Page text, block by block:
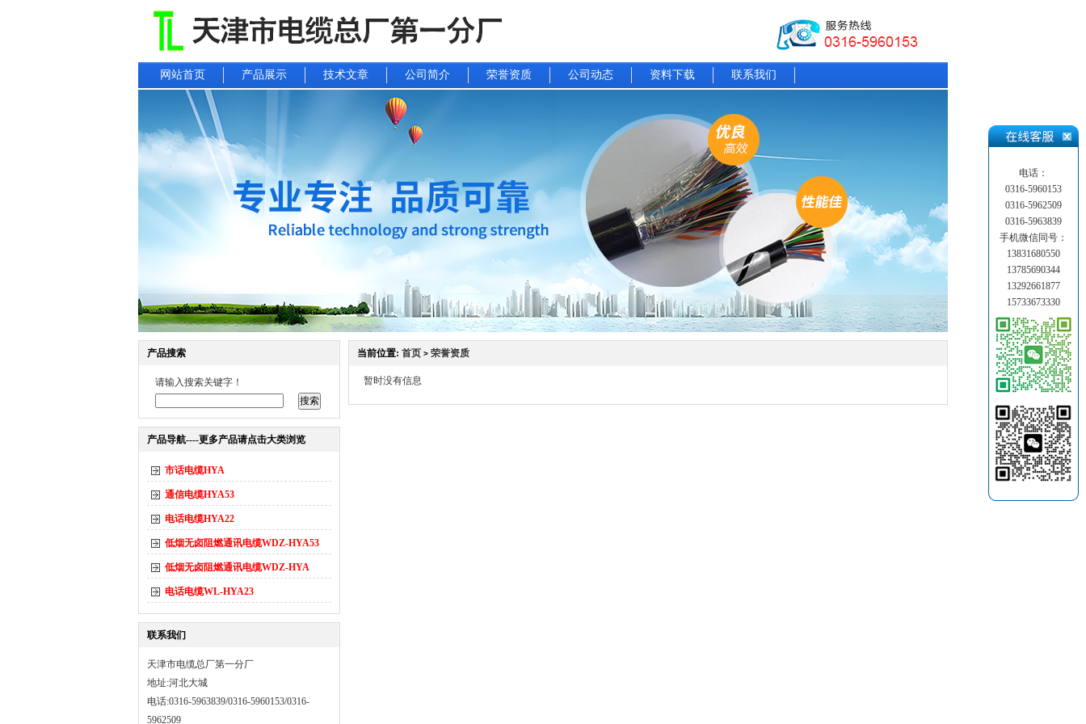
网站首页 产品展示 技术文章 公司简介 荣誉资质 公司动态 资料下载 联系我们
产品搜索
请输入搜索关键字！
产品导航----更多产品请点击大类浏览
市话电缆HYA
通信电缆HYA53
电话电缆HYA22
低烟无卤阻燃通讯电缆WDZ-HYA53
低烟无卤阻燃通讯电缆WDZ-HYA
电话电缆WL-HYA23
联系我们
天津市电缆总厂第一分厂
地址:河北大城
电话:0316-5963839/0316-5960153/0316-
5962509
当前位置: 首页 > 荣誉资质
暂时没有信息
电话：
0316-5960153
0316-5962509
0316-5963839
手机微信同号：
13831680550
13785690344
13292661877
15733673330